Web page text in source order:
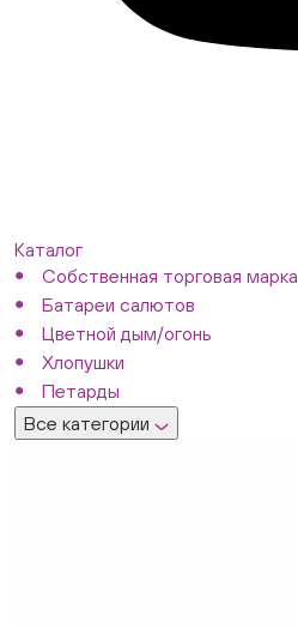
Каталог
Собственная торговая марка
Батареи салютов
Цветной дым/огонь
Хлопушки
Петарды
Все категории